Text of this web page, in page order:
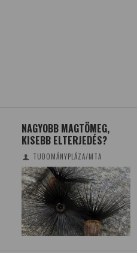
NAGYOBB MAGTÖMEG,
KISEBB ELTERJEDÉS?
TUDOMÁNYPLÁZA/MTA